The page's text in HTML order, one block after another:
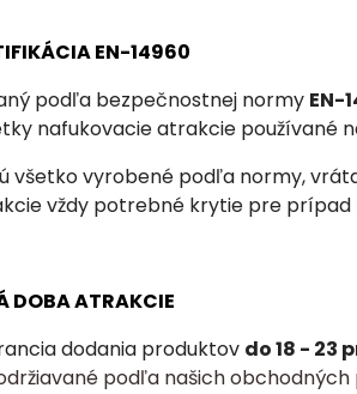
EN-14960
podľa bezpečnostnej normy EN-
nafukovacie atrakcie používané
všetko vyrobené podľa normy,
vždy potrebné krytie pre prípad
DOBA ATRAKCIE
dodania produktov do 18 - 23
podľa našich obchodných